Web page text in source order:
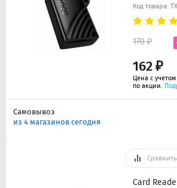
Код товара:
162 ₽
170 ₽
Цена с
по акции.
Самовывоз
из 4 магазинов сегодня
Сравнить
Card